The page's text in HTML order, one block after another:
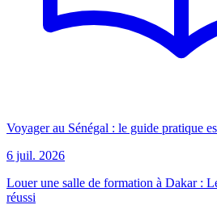
Voyager au Sénégal : le guide pratique
6 juil. 2026
Louer une salle de formation à Dakar :
réussi